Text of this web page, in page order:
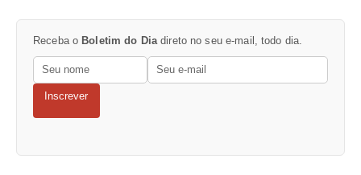
Receba o Boletim do Diadireto no seu e-mail, todo dia.
Inscrever